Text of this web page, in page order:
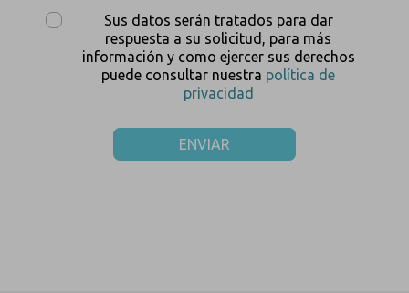
Sus datos serán tratados para dar
respuesta a su solicitud, para más
información y como ejercer sus derechos
puede consultar nuestra política de
privacidad
ENVIAR